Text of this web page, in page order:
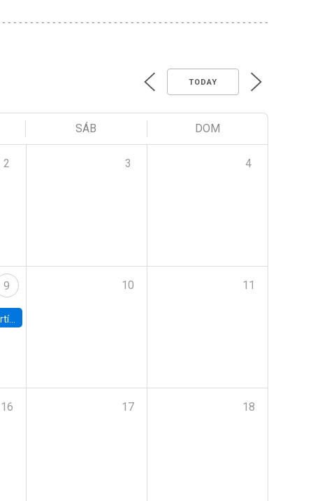
TODAY
SÁB DOM
2 3 4
9
UC
10 11
16 17 18